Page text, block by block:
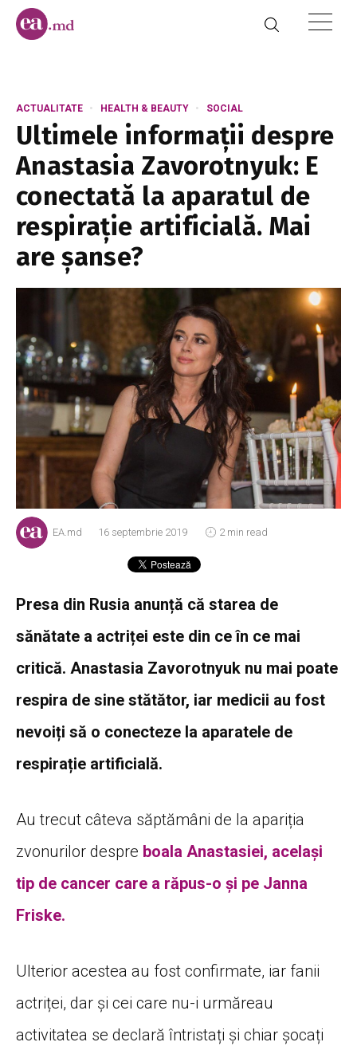
ACTUALITATE HEALTH & BEAUTY SOCIAL
Ultimele informații despre
Anastasia Zavorotnyuk: E
conectată la aparatul de
respirație artificială. Mai
are șanse?
EA.md 16 septembrie 2019 2 min read
Presa din Rusia anunță că starea de
sănătate a actriței este din ce în ce mai
critică. Anastasia Zavorotnyuk nu mai poate
respira de sine stătător, iar medicii au fost
nevoiți să o conecteze la aparatele de
respirație artificială.
Au trecut câteva săptămâni de la apariția
zvonurilor despre boala Anastasiei, același
tip de cancer care a răpus-o și pe Janna
Friske.
Ulterior acestea au fost confirmate, iar fanii
actriței, dar și cei care nu-i urmăreau
activitatea se declară întristați și chiar șocați